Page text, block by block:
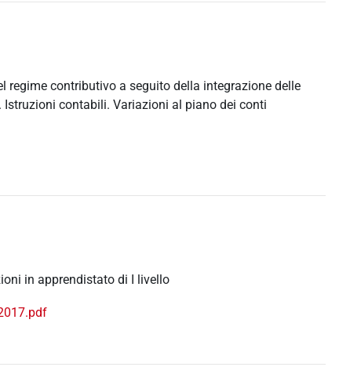
regime contributivo a seguito della integrazione delle
contabili. Variazioni al piano dei conti
in apprendistato di I livello